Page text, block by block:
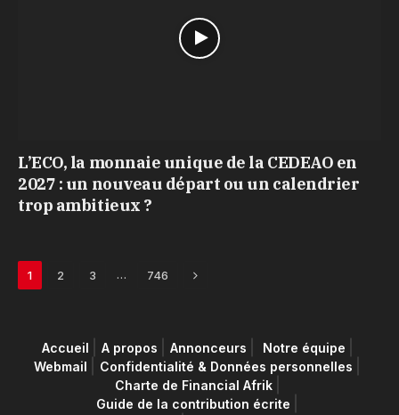
L’ECO, la monnaie unique de la CEDEAO en
2027 : un nouveau départ ou un calendrier
trop ambitieux ?
1 2 3 … 746 Next
Accueil A propos Annonceurs
Notre équipe
Webmail
Confidentialité & Données personnelles
Charte de Financial Afrik
Guide de la contribution écrite